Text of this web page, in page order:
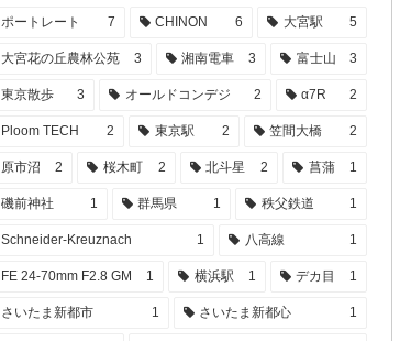
ポートレート 7 CHINON 6 大宮駅 5
大宮花の丘農林公苑 3 湘南電車 3 富士山 3
東京散歩 3 オールドコンデジ 2 α7R 2
Ploom TECH 2 東京駅 2 笠間大橋 2
原市沼 2 桜木町 2 北斗星 2 菖蒲 1
磯前神社 1 群馬県 1 秩父鉄道 1
Schneider-Kreuznach 1 八高線 1
FE 24-70mm F2.8 GM 1 横浜駅 1 デカ目 1
さいたま新都市 1 さいたま新都心 1